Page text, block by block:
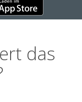
das